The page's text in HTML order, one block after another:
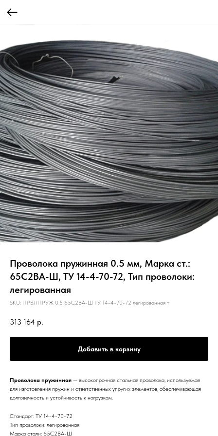
Проволока пружинная 0.5 мм, Марка ст.:
65С2ВА-Ш, ТУ 14-4-70-72, Тип проволоки:
легированная
SKU: ПРВЛПРУЖ 0.5 65С2ВА-Ш ТУ 14-4-70-72 легированная т
313 164 р.
Добавить в корзину
Проволока пружинная — высокопрочная стальная проволока, используемая
для изготовления пружин и ответственных упругих элементов, обеспечивающая
долговечность и устойчивость к нагрузкам.
Стандарт: ТУ 14-4-70-72
Тип проволоки: легированная
Марка стали: 65С2ВА-Ш